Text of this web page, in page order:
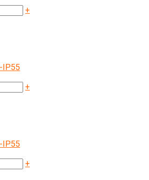
+
IP55
+
IP55
+